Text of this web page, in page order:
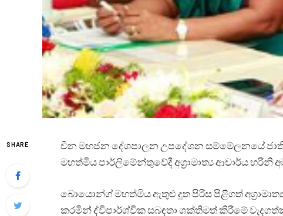
SHARE
චීන මහජන දේශපාලන උපදේශන සම්මේලනයේ
මහත්මිය පාර්ලිමේන්තුවේදී අග්‍රාමාත්‍ය ආචාර්ය හරිනි
බොයොන්ග් මහත්මිය ඇතුළු දූත පිරිස පිළිගත්
කරමින් ද්විපාර්ශ්වික සබඳතා ශක්තිමත් කිරීමේ